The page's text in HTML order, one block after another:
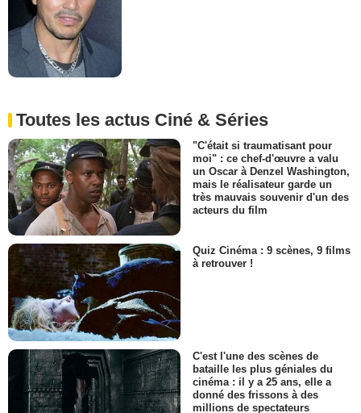
Toutes les actus Ciné & Séries
"C'était si traumatisant pour
moi" : ce chef-d'œuvre a valu
un Oscar à Denzel Washington,
mais le réalisateur garde un
très mauvais souvenir d'un des
acteurs du film
Quiz Cinéma : 9 scènes, 9 films
à retrouver !
C'est l'une des scènes de
bataille les plus géniales du
cinéma : il y a 25 ans, elle a
donné des frissons à des
millions de spectateurs